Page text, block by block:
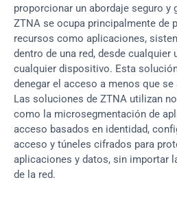
proporcionar un abordaje seguro y
ZTNA se ocupa principalmente de
recursos como aplicaciones,
dentro de una red, desde
cualquier dispositivo. Esta
denegar el acceso a menos que
Las soluciones de ZTNA utilizan
como la microsegmentación de
acceso basados en identidad,
acceso y túneles cifrados para
aplicaciones y datos, sin importar
de la red.